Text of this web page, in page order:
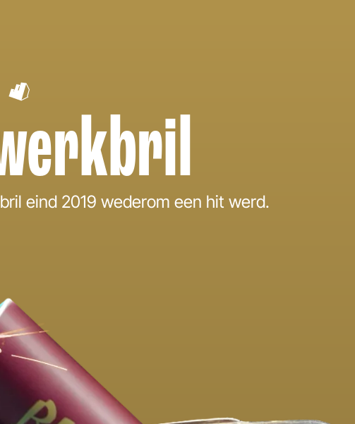
eind 2019 wederom een hit werd.